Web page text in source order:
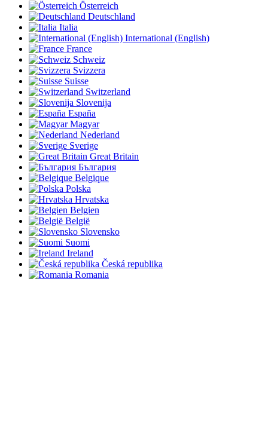
Österreich
Deutschland
Italia
International (English)
France
Schweiz
Svizzera
Suisse
Switzerland
Slovenija
España
Magyar
Nederland
Sverige
Great Britain
България
Belgique
Polska
Hrvatska
Belgien
België
Slovensko
Suomi
Ireland
Česká republika
Romania